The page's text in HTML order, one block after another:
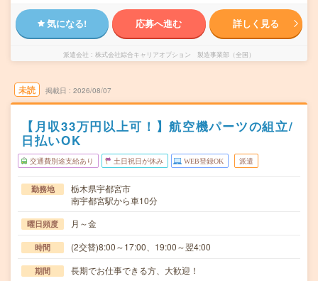
気になる! 応募へ進む 詳しく見る
派遣会社 株式会社綜合キャリアオプション 製造事業部（全国）
未読 掲載日 2026/08/07
【月収33万円以上可！】航空機パーツの組立/
日払いOK
交通費別途支給あり 土日祝日が休み WEB登録OK 派遣
勤務地
栃木県宇都宮市
南宇都宮駅から車10分
曜日頻度 月～金
時間 (2交替)8:00～17:00、19:00～翌4:00
期間 長期でお仕事できる方、大歓迎！